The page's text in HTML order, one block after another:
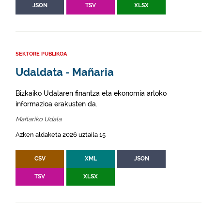
JSON TSV XLSX
SEKTORE PUBLIKOA
Udaldata - Mañaria
Bizkaiko Udalaren finantza eta ekonomia arloko
informazioa erakusten da.
Mañariko Udala
Azken aldaketa 2026 uztaila 15
CSV XML JSON
TSV XLSX